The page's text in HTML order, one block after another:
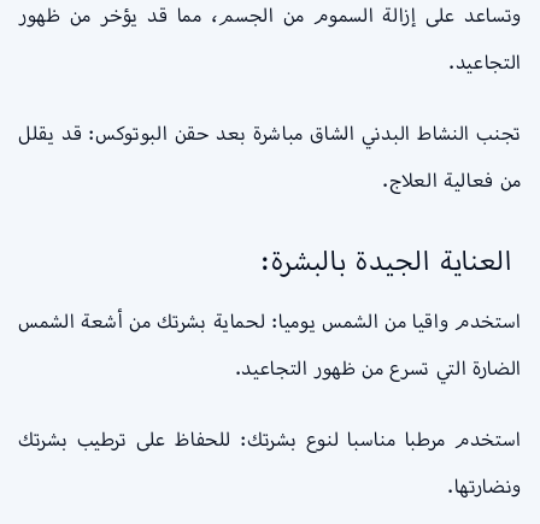
وتساعد على إزالة السموم من الجسم، مما قد يؤخر من ظهور
التجاعيد.
تجنب النشاط البدني الشاق مباشرة بعد حقن البوتوكس: قد يقلل
من فعالية العلاج.
العناية الجيدة بالبشرة:
استخدم واقيا من الشمس يوميا: لحماية بشرتك من أشعة الشمس
الضارة التي تسرع من ظهور التجاعيد.
استخدم مرطبا مناسبا لنوع بشرتك: للحفاظ على ترطيب بشرتك
ونضارتها.